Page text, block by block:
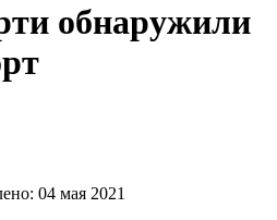
обнаружили
04 мая 2021